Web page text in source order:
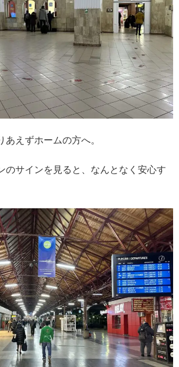
あえずホームの方へ。
のサインを見ると、なんとなく安心す